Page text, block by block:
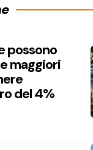
possono
maggiori
del 4%